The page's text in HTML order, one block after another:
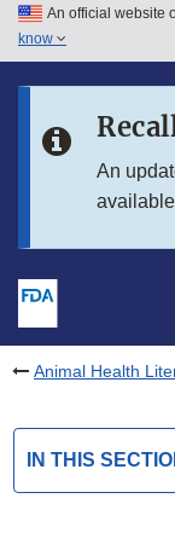
Skip to main
Skip to in this
An official website
know
An
available
Animal Health
IN THIS